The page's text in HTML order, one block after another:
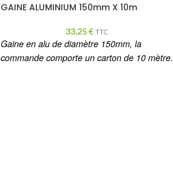
GAINE ALUMINIUM 150mm X 10m
33,25€ TTC
Gaine en alu de diamètre 150mm, la
commande comporte un carton de 10 mètre.